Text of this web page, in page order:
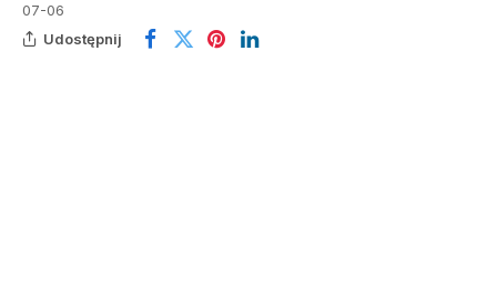
07-06
Udostępnij